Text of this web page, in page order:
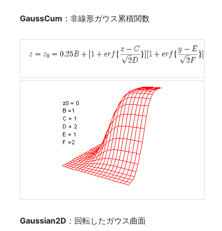
GaussCum ：非線形ガウス累積関数
Gaussian2D ：回転したガウス曲面